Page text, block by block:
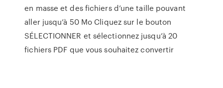
en masse et des fichiers d’une taille pouvant
aller jusqu’à 50 Mo Cliquez sur le bouton
SÉLECTIONNER et sélectionnez jusqu’à 20
fichiers PDF que vous souhaitez convertir